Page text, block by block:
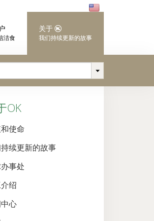
洁食
关于
我们持续更新的故事
OK
使命
续更新的故事
事处
绍
心